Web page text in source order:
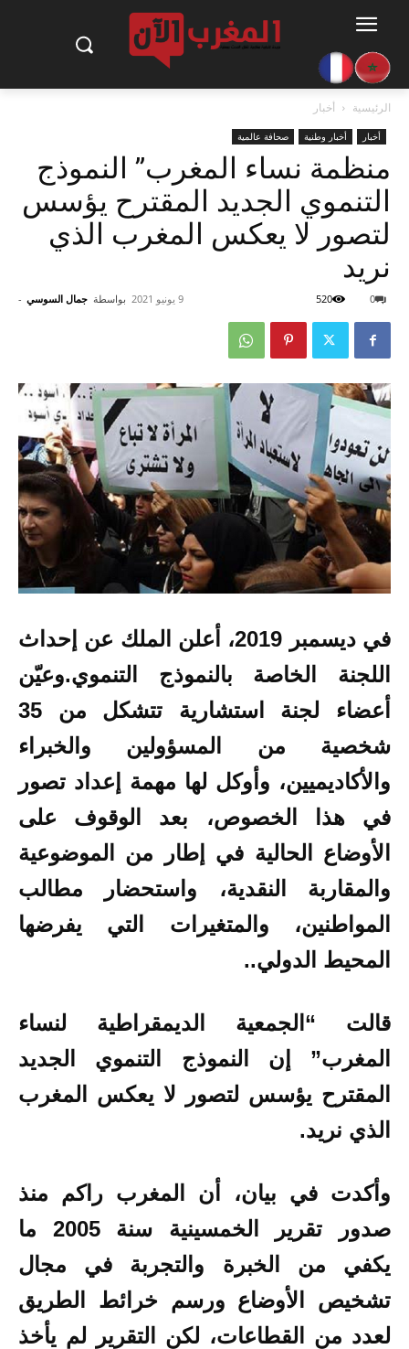
الرئيسية أخبار
أخبار أخبار وطنية صحافة عالمية
منظمة نساء المغرب” النموذج
التنموي الجديد المقترح يؤسس
لتصور لا يعكس المغرب الذي
نريد
بواسطة جمال السوسي - 9 يونيو 2021 0
520
في ديسمبر 2019، أعلن الملك عن إحداث
اللجنة الخاصة بالنموذج التنموي.وعيّن
أعضاء لجنة استشارية تتشكل من 35
شخصية من المسؤولين والخبراء
والأكاديميين، وأوكل لها مهمة إعداد تصور
في هذا الخصوص، بعد الوقوف على
الأوضاع الحالية في إطار من الموضوعية
والمقاربة النقدية، واستحضار مطالب
المواطنين، والمتغيرات التي يفرضها
المحيط الدولي..
قالت “الجمعية الديمقراطية لنساء
المغرب” إن النموذج التنموي الجديد
المقترح يؤسس لتصور لا يعكس المغرب
الذي نريد.
وأكدت في بيان، أن المغرب راكم منذ
صدور تقرير الخمسينية سنة 2005 ما
يكفي من الخبرة والتجربة في مجال
تشخيص الأوضاع ورسم خرائط الطريق
لعدد من القطاعات، لكن التقرير لم يأخذ